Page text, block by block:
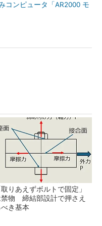
コンピュータ「AR2000 モ
取りあえずボルトで固定」
禁物 締結部設計で押さえ
き基本